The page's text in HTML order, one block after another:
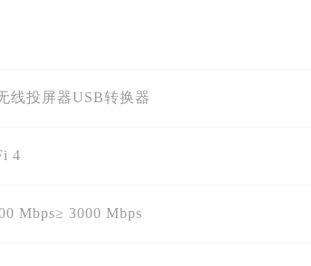
线投屏器USB转换器
4
Mbps≥ 3000 Mbps